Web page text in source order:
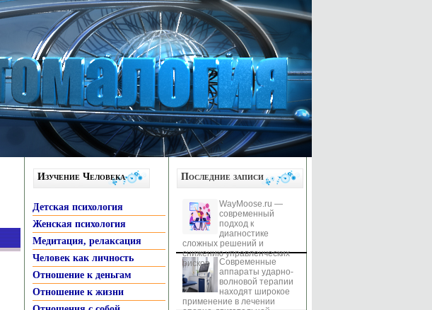
Изучение Человека
Детская психология
Женская психология
Медитация, релаксация
Человек как личность
Отношение к деньгам
Отношение к жизни
Последние записи
WayMoose.ru —
современный
подход к
диагностике
сложных решений и
снижению управленческих
рисков
Современные
аппараты ударно-
волновой терапии
находят широкое
применение в лечении